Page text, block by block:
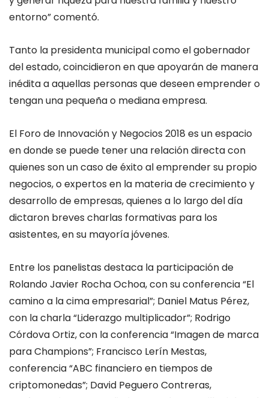
entorno” comentó.
Tanto la presidenta municipal como el gobernador
del estado, coincidieron en que apoyarán de manera
inédita a aquellas personas que deseen emprender o
tengan una pequeña o mediana empresa.
El Foro de Innovación y Negocios 2018 es un espacio
en donde se puede tener una relación directa con
quienes son un caso de éxito al emprender su propio
negocios, o expertos en la materia de crecimiento y
desarrollo de empresas, quienes a lo largo del día
dictaron breves charlas formativas para los
asistentes, en su mayoría jóvenes.
Entre los panelistas destaca la participación de
Rolando Javier Rocha Ochoa, con su conferencia “El
camino a la cima empresarial”; Daniel Matus Pérez,
con la charla “Liderazgo multiplicador”; Rodrigo
Córdova Ortiz, con la conferencia “Imagen de marca
para Champions”; Francisco Lerín Mestas,
conferencia “ABC financiero en tiempos de
criptomonedas”; David Peguero Contreras,